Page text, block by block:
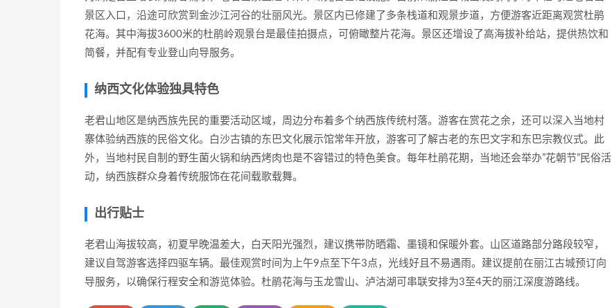
景区入口，沿途可欣赏到金沙江河谷的壮丽风光。景区内已修建了多条栈道和观景步道，方便游客近距离观赏杜鹃
花海。其中海拔3600米的杜鹃岭观景台是最佳拍摄点，可俯瞰整片花海。景区还增设了高海拔补给站，提供热饮和
简餐，并配有专业登山向导服务。
纳西文化体验独具特色
老君山地区是纳西族先民的重要活动区域，周边分布着多个纳西族传统村落。游客在赏花之余，还可以深入当地村
寨体验纳西族的民俗文化。白沙古镇的东巴文化展示馆常年开放，游客可了解古老的东巴文字和东巴宗教仪式。此
外，当地村民自制的野生菌火锅和纳西烤肉也是不容错过的特色美食。每年杜鹃花期，当地还会举办”花朝节”民俗活
动，纳西族群众身着传统服饰在花间载歌载舞。
出行贴士
老君山海拔较高，初夏早晚温差大，白天阳光强烈，建议携带防晒霜、墨镜和保暖外套。山区道路部分路段较窄，
建议自驾游客选择四驱车辆。最佳观赏时间为上午9点至下午3点，光线好且不易遇雨。建议提前在丽江古城预订向
导服务，以确保行程安全和游览体验。杜鹃花海与玉龙雪山、泸沽湖可串联安排为3至4天的丽江深度游路线。